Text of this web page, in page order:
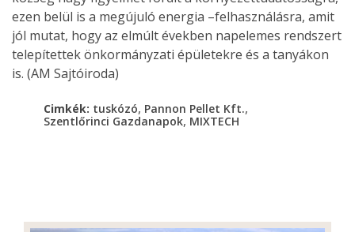
ezen belül is a megújuló energia –felhasználásra, amit
jól mutat, hogy az elmúlt években napelemes rendszert
telepítettek önkormányzati épületekre és a tanyákon
is. (AM Sajtóiroda)
Cimkék: tuskózó, Pannon Pellet Kft.,
Szentlőrinci Gazdanapok, MIXTECH